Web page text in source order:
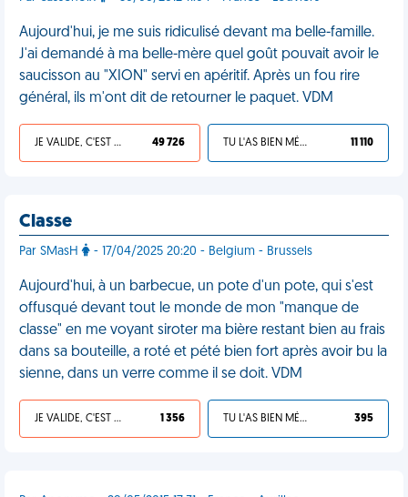
Aujourd'hui, je me suis ridiculisé devant ma belle-famille.
J'ai demandé à ma belle-mère quel goût pouvait avoir le
saucisson au "XION" servi en apéritif. Après un fou rire
général, ils m'ont dit de retourner le paquet. VDM
JE VALIDE, C'EST UNE VDM 49 726 TU L'AS BIEN MÉRITÉ 11 110
Classe
Par SMasH - 17/04/2025 20:20 - Belgium - Brussels
Aujourd'hui, à un barbecue, un pote d'un pote, qui s'est
offusqué devant tout le monde de mon "manque de
classe" en me voyant siroter ma bière restant bien au frais
dans sa bouteille, a roté et pété bien fort après avoir bu la
sienne, dans un verre comme il se doit. VDM
JE VALIDE, C'EST UNE VDM 1 356 TU L'AS BIEN MÉRITÉ 395